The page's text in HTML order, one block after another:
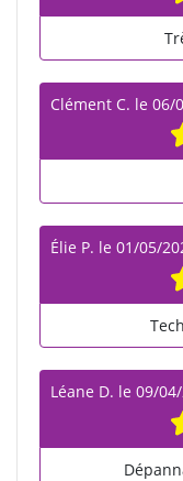
Clément C. le 06/
Élie P. le 01/05/
Léane D. le 09/